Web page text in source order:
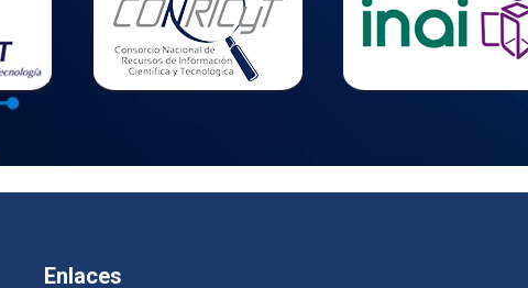
Enlaces